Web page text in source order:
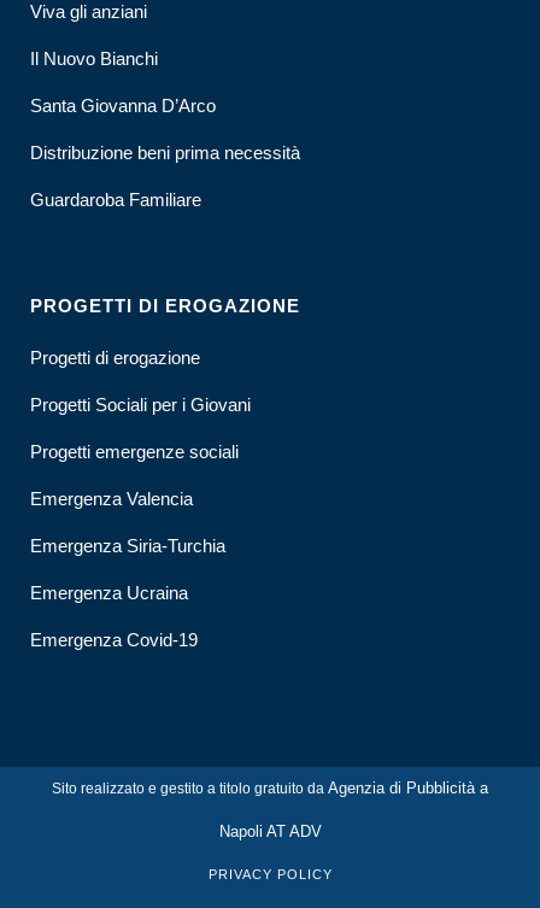
Viva gli anziani
Il Nuovo Bianchi
Santa Giovanna D’Arco
Distribuzione beni prima necessità
Guardaroba Familiare
PROGETTI DI EROGAZIONE
Progetti di erogazione
Progetti Sociali per i Giovani
Progetti emergenze sociali
Emergenza Valencia
Emergenza Siria-Turchia
Emergenza Ucraina
Emergenza Covid-19
Sito realizzato e gestito a titolo gratuito da Agenzia di Pubblicità a
Napoli AT ADV
PRIVACY POLICY